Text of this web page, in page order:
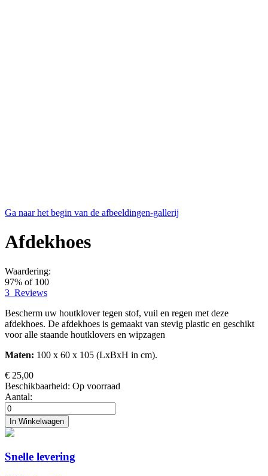
Ga naar het begin van de afbeeldingen-gallerij
Afdekhoes
Waardering:
97% of 100
3 Reviews
Bescherm uw houtklover tegen stof, vuil en regen met deze
afdekhoes. De afdekhoes is gemaakt van stevig plastic en geschikt
voor alle staande houtklovers en wipzagen
Maten: 100 x 60 x 105 (LxBxH in cm).
€ 25,00
Beschikbaarheid: Op voorraad
Aantal:
In Winkelwagen
Snelle levering